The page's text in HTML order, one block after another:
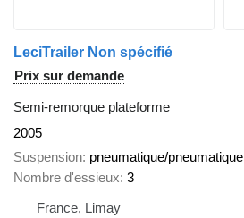
LeciTrailer Non spécifié
Prix sur demande
Semi-remorque plateforme
2005
Suspension pneumatique/pneumatique
Nombre d'essieux 3
France, Limay